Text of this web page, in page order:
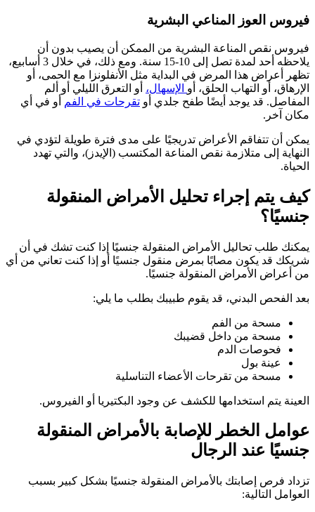
فيروس العوز المناعي البشرية
فيروس نقص المناعة البشرية من الممكن أن يصيب بدون أن
يلاحظه أحد لمدة تصل إلى 10-15 سنة. ومع ذلك، في خلال 3 أسابيع،
تظهر أعراض هذا المرض في البداية مثل الأنفلونزا مع الحمى، أو
الإرهاق، أو التهاب الحلق، أو الإسهال، أو التعرق الليلي أو ألم
المفاصل. قد يوجد أيضًا طفح جلدي أو تقرحات في الفم
أو في أي
مكان آخر.
يمكن أن تتفاقم الأعراض تدريجيًا على مدى فترة طويلة لتؤدي في
النهاية إلى متلازمة نقص المناعة المكتسب (الإيدز)، والتي تهدد
الحياة.
كيف يتم إجراء تحليل الأمراض المنقولة
جنسيًا؟
يمكنك طلب تحاليل الأمراض المنقولة جنسيًا إذا كنت تشك في أن
شريكك قد يكون مصابًا بمرض منقول جنسيًا أو إذا كنت تعاني من أي
من أعراض الأمراض المنقولة جنسيًا.
بعد الفحص البدني، قد يقوم طبيبك بطلب ما يلي:
مسحة من الفم
مسحة من داخل قضيبك
فحوصات الدم
عينة بول
مسحة من تقرحات الأعضاء التناسلية
العينة يتم استخدامها للكشف عن وجود البكتيريا أو الفيروس.
عوامل الخطر للإصابة بالأمراض المنقولة
جنسيًا عند الرجال
تزداد فرص إصابتك بالأمراض المنقولة جنسيًا بشكل كبير بسبب
العوامل التالية: